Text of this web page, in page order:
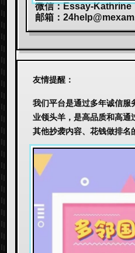
微信：Essay-Kathrine
邮箱：
友情提醒：
我们平台是通过多年诚信服
业领头羊，是高品质和高通
其他抄袭内容、花钱做排名